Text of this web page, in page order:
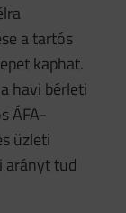
a tartós
kaphat.
havi bérleti
ÁFA-
üzleti
arányt tud